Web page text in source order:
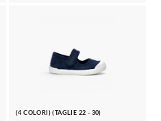
(4 COLORI) (TAGLIE 22 - 30)